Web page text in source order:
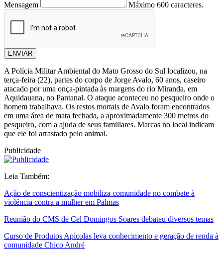
Mensagem Máximo 600 caracteres.
ENVIAR
A Polícia Militar Ambiental do Mato Grosso do Sul localizou, na
terça-feira (22), partes do corpo de Jorge Avalo, 60 anos, caseiro
atacado por uma onça-pintada às margens do rio Miranda, em
Aquidauana, no Pantanal. O ataque aconteceu no pesqueiro onde o
homem trabalhava. Os restos mortais de Avalo foram encontrados
em uma área de mata fechada, a aproximadamente 300 metros do
pesqueiro, com a ajuda de seus familiares. Marcas no local indicam
que ele foi arrastado pelo animal.
Publicidade
Leia Também:
Ação de conscientização mobiliza comunidade no combate à
violência contra a mulher em Palmas
Reunião do CMS de Cel Domingos Soares debateu diversos temas
Curso de Produtos Apícolas leva conhecimento e geração de renda à
comunidade Chico André